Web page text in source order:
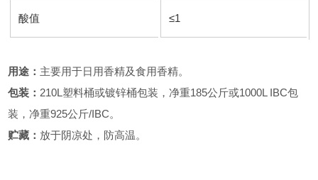
酸值 ≤1
用途： 主要用于日用香精及食用香精。
包装： 210L塑料桶或镀锌桶包装，净重185公斤或1000L IBC包
装，净重925公斤/IBC。
贮藏： 放于阴凉处，防高温。